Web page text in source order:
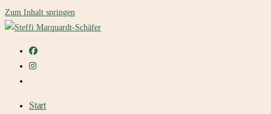
Zum Inhalt springen
Start